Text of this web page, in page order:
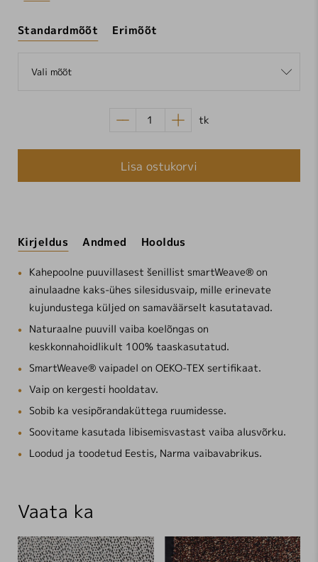
Standardmõõt Erimõõt
Vali mõõt
tk
Lisa ostukorvi
Kirjeldus Andmed Hooldus
Kahepoolne puuvillasest šenillist smartWeave® on
ainulaadne kaks-ühes silesidusvaip, mille erinevate
kujundustega küljed on samaväärselt kasutatavad.
Naturaalne puuvill vaiba koelõngas on
keskkonnahoidlikult 100% taaskasutatud.
SmartWeave® vaipadel on OEKO-TEX sertifikaat.
Vaip on kergesti hooldatav.
Sobib ka vesipõrandaküttega ruumidesse.
Soovitame kasutada libisemisvastast vaiba alusvõrku.
Loodud ja toodetud Eestis, Narma vaibavabrikus.
Vaata ka